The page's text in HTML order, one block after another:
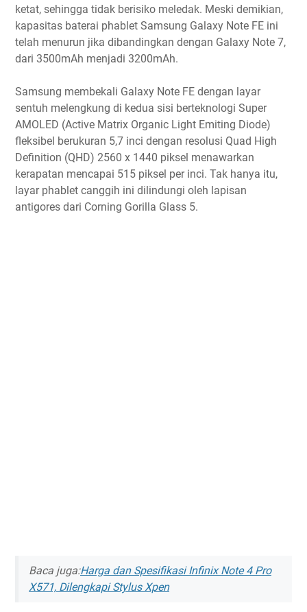
ketat, sehingga tidak berisiko meledak. Meski demikian,
kapasitas baterai phablet Samsung Galaxy Note FE ini
telah menurun jika dibandingkan dengan Galaxy Note 7,
dari 3500mAh menjadi 3200mAh.
Samsung membekali Galaxy Note FE dengan layar
sentuh melengkung di kedua sisi berteknologi Super
AMOLED (Active Matrix Organic Light Emiting Diode)
fleksibel berukuran 5,7 inci dengan resolusi Quad High
Definition (QHD) 2560 x 1440 piksel menawarkan
kerapatan mencapai 515 piksel per inci. Tak hanya itu,
layar phablet canggih ini dilindungi oleh lapisan
antigores dari Corning Gorilla Glass 5.
Baca juga:Harga dan Spesifikasi Infinix Note 4 Pro
X571, Dilengkapi Stylus Xpen